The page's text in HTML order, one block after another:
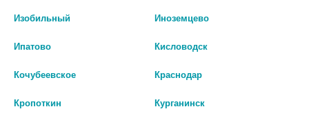
220 руб.
Изобильный Иноземцево
Ипатово Кисловодск
Кочубеевское Краснодар
Кропоткин Курганинск